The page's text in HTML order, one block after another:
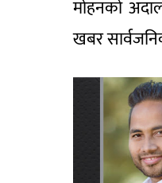
मोहनको
खबर